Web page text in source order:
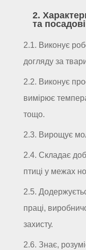
2.
та
2.1. Виконує
догляду за
2.2. Виконує
вимірює
тощо.
2.3. Вирощує
2.4. Складає
птиці у межах
2.5.
праці,
захисту.
2.6. Знає,